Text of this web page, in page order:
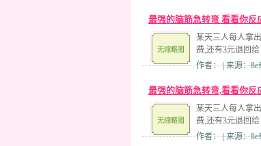
最强的脑筋急转弯 看看你反
某天三人每人拿
费,还有3元退回
作者： | 来源：
最强的脑筋急转弯,看看你反
某天三人每人拿
费,还有3元退回
作者： | 来源：